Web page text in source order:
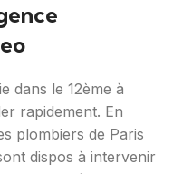
dans le 12ème à
rapidement. En
plombiers de Paris
dispos à intervenir